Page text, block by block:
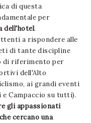
di questa
per
dell'hotel.
a rispondere alle
di tante discipline
di riferimento per
dell'Alto
ai grandi eventi
e Campaccio su tutti).
gli appassionati
cercano una